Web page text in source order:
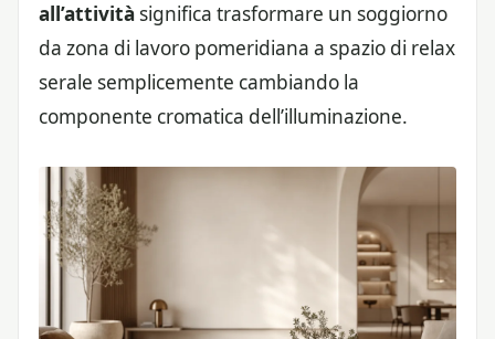
all’attivitàsignifica trasformare un soggiorno
da zona di lavoro pomeridiana a spazio di relax
serale semplicemente cambiando la
componente cromatica dell’illuminazione.